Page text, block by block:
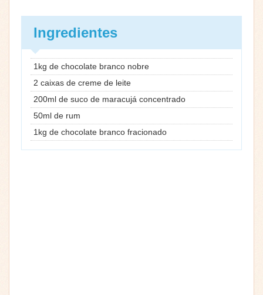
Ingredientes
1kg de chocolate branco nobre
2 caixas de creme de leite
200ml de suco de maracujá concentrado
50ml de rum
1kg de chocolate branco fracionado